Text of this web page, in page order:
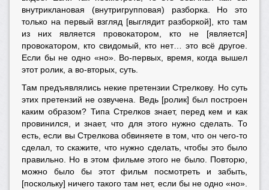
внутриклановая (внутригрупповая) разборка. Но это
только на первый взгляд [выглядит разборкой], кто там
из них является провокатором, кто не [является]
провокатором, кто свидомый, кто нет… это всё другое.
Если бы не одно «но». Во-первых, время, когда вышел
этот ролик, а во-вторых, суть.
Там предъявлялись некие претензии Стрелкову. Но суть
этих претензий не озвучена. Ведь [ролик] был построен
каким образом? Типа Стрелков знает, перед кем и как
провинился, и знает, что для этого нужно сделать. То
есть, если вы Стрелкова обвиняете в том, что он чего-то
сделал, то скажите, что нужно сделать, чтобы это было
правильно. Но в этом фильме этого не было. Повторю,
можно было бы этот фильм посмотреть и забыть,
[поскольку] ничего такого там нет, если бы не одно «но».